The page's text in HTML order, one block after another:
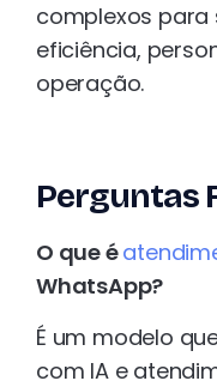
complexos para
eficiência,
operação.
Perguntas
O que é
WhatsApp?
É um modelo
com IA e